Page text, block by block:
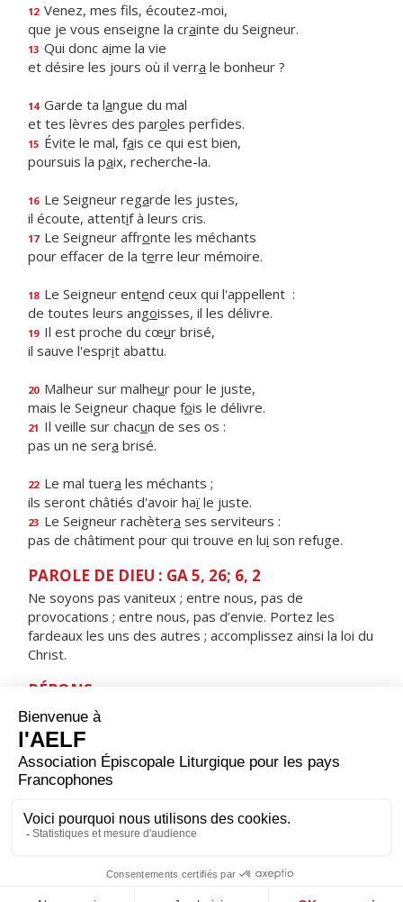
12 Venez, mes fls, écoutez-moi,
que je vous enseigne la crainte du Seigneur.
13 Qui donc aime la vie
et désire les jours où il verra le bonheur ?
14 Garde ta langue du mal
et tes lèvres des paroles perfides.
15 Évite le mal, fais ce qui est bien,
poursuis la paix, recherche-la.
16 Le Seigneur regarde les justes,
il écoute, attentif à leurs cris.
17 Le Seigneur affronte les méchants
pour effacer de la terre leur mémoire.
18 Le Seigneur entend ceux qui l'appellent :
de toutes leurs angoisses, il les délivre.
19 Il est proche du cœur brisé,
il sauve l'esprit abattu.
20 Malheur sur malheur pour le juste,
mais le Seigneur chaque fois le délivre.
21 Il veille sur chacun de ses os :
pas un ne sera brisé.
22 Le mal tuera les méchants ;
ils seront châtiés d'avoir haï le juste.
23 Le Seigneur rachètera ses serviteurs :
pas de châtiment pour qui trouve en lui son refuge.
PAROLE DE DIEU : GA 5, 26; 6, 2
Ne soyons pas vaniteux ; entre nous, pas de
provocations ; entre nous, pas d’envie. Portez les
fardeaux les uns des autres ; accomplissez ainsi la loi du
Christ.
RÉPONS
V/ Qu’il est bon, qu’il est doux pour des frères,
de vivre ensemble et d’être unis.
ORAISON
Seigneur, foyer brûlant de charité, accorde-nous une
que tout et d’aimer nos frères à cause de toi. Par Jésus,